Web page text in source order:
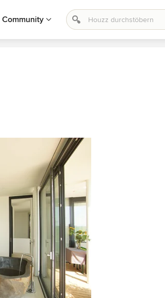
Community